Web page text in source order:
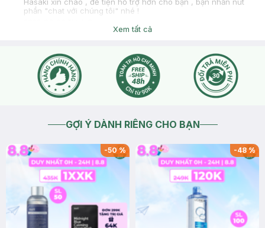
phần "chat với chúng tôi" nhé !
Xem tất cả
GỢI Ý DÀNH RIÊNG CHO BẠN
-50% -48%